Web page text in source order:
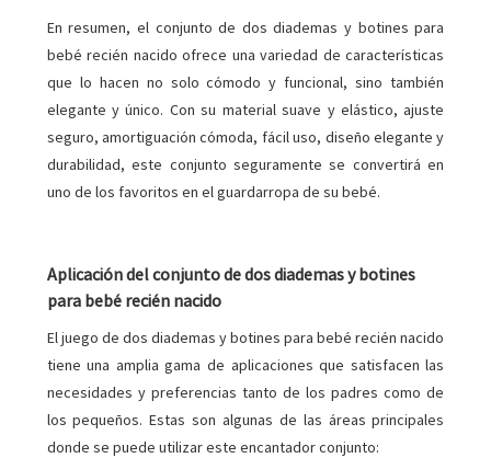
En resumen, el conjunto de dos diademas y botines para
bebé recién nacido ofrece una variedad de características
que lo hacen no solo cómodo y funcional, sino también
elegante y único. Con su material suave y elástico, ajuste
seguro, amortiguación cómoda, fácil uso, diseño elegante y
durabilidad, este conjunto seguramente se convertirá en
uno de los favoritos en el guardarropa de su bebé.
Aplicación del conjunto de dos diademas y botines
para bebé recién nacido
El juego de dos diademas y botines para bebé recién nacido
tiene una amplia gama de aplicaciones que satisfacen las
necesidades y preferencias tanto de los padres como de
los pequeños. Estas son algunas de las áreas principales
donde se puede utilizar este encantador conjunto: